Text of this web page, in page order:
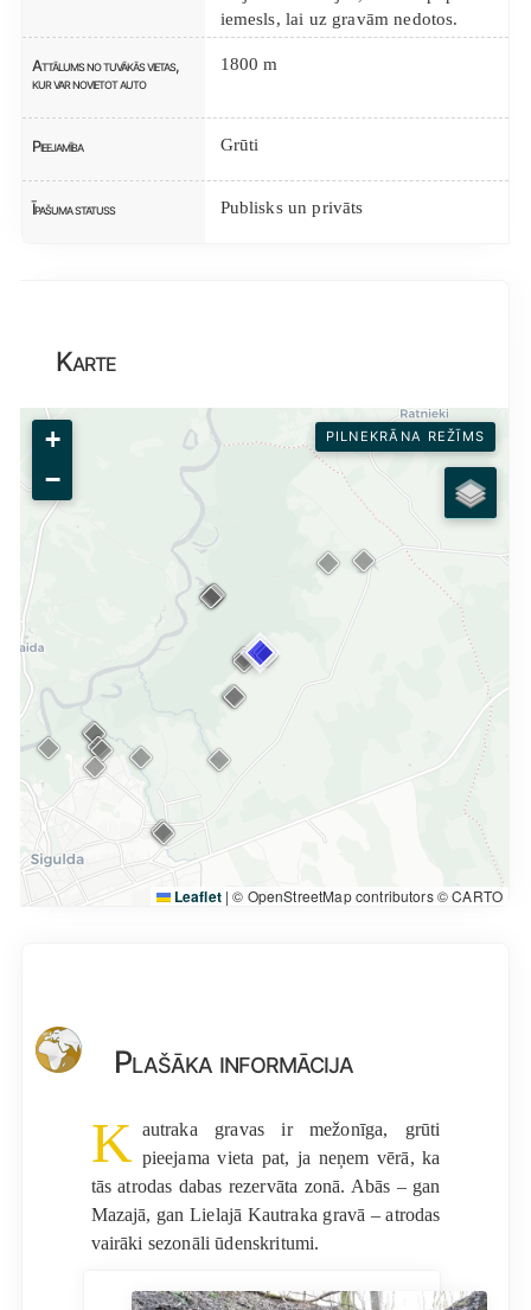
iemesls, lai uz gravām nedotos.
Attālums no tuvākās vietas,
kur var novietot auto
1800 m
Pieejamība Grūti
Īpašuma statuss Publisks un privāts
Karte
PILNEKRĀNA REŽĪMS
+
−
Leaflet | © OpenStreetMap contributors © CARTO
Plašāka informācija
K autraka gravas ir mežonīga, grūti
pieejama vieta pat, ja neņem vērā, ka
tās atrodas dabas rezervāta zonā. Abās – gan
Mazajā, gan Lielajā Kautraka gravā – atrodas
vairāki sezonāli ūdenskritumi.